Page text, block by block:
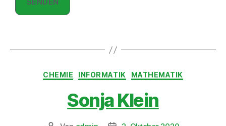
CHEMIE INFORMATIK MATHEMATIK
Sonja Klein